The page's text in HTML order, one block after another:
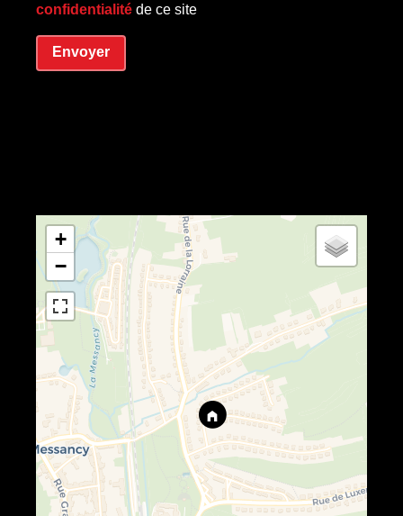
confidentialité de ce site
Envoyer
+
−